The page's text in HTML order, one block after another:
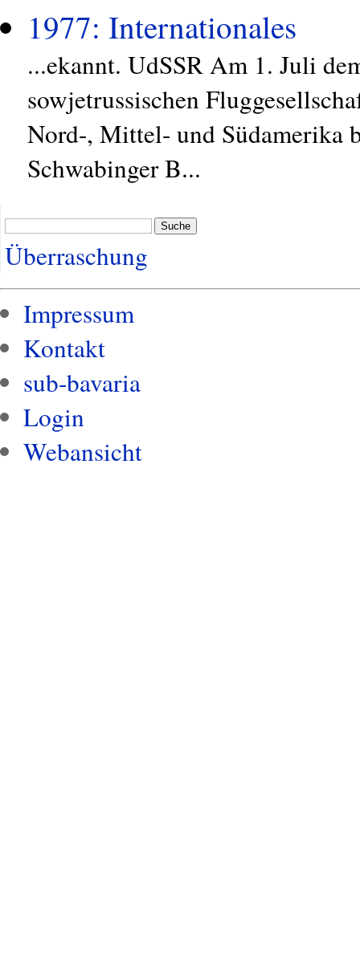
1977: Internationales
...ekannt. UdSSR Am 1. Juli
sowjetrussischen
Nord-, Mittel- und Südamerika
Schwabinger B...
Suche
Überraschung
Impressum
Kontakt
sub-bavaria
Login
Webansicht